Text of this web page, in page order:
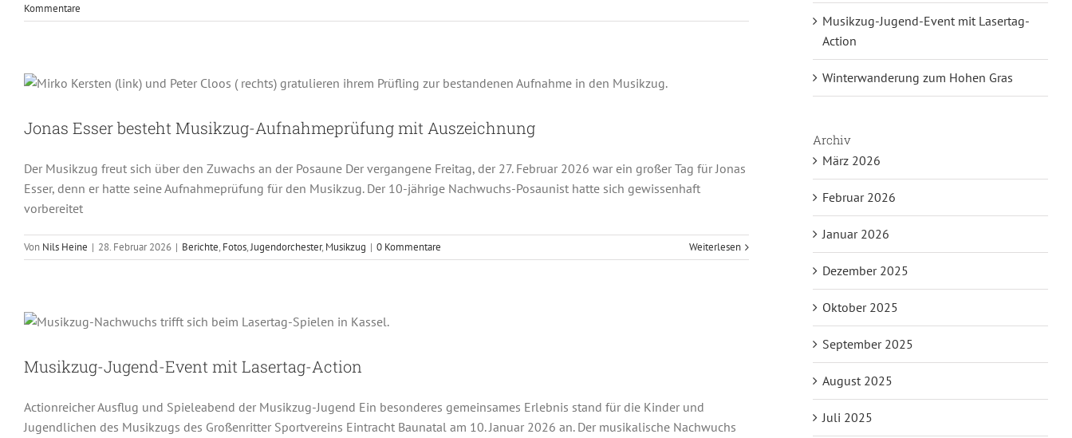
Kommentare
Berichte Fotos Jugendorchester Musikzug
Jonas Esser besteht Musikzug-Aufnahmeprüfung mit Auszeichnung
Der Musikzug freut sich über den Zuwachs an der Posaune Der vergangene Freitag, der 27. Februar 2026 war ein großer Tag für Jonas
Esser, denn er hatte seine Aufnahmeprüfung für den Musikzug. Der 10-jährige Nachwuchs-Posaunist hatte sich gewissenhaft
vorbereitet
Von Nils Heine | 28. Februar 2026 | Berichte, Fotos,Jugendorchester, Musikzug | 0 Kommentare Weiterlesen
Berichte Fotos Jugendorchester
Musikzug-Jugend-Event mit Lasertag-Action
Actionreicher Ausflug und Spieleabend der Musikzug-Jugend Ein besonderes gemeinsames Erlebnis stand für die Kinder und
Jugendlichen des Musikzugs des Großenritter Sportvereins Eintracht Baunatal am 10. Januar 2026 an. Der musikalische Nachwuchs
Musikzug-Jugend-Event mit Lasertag-
Action
Winterwanderung zum Hohen Gras
Archiv
März 2026
Februar 2026
Januar 2026
Dezember 2025
Oktober 2025
September 2025
August 2025
Juli 2025